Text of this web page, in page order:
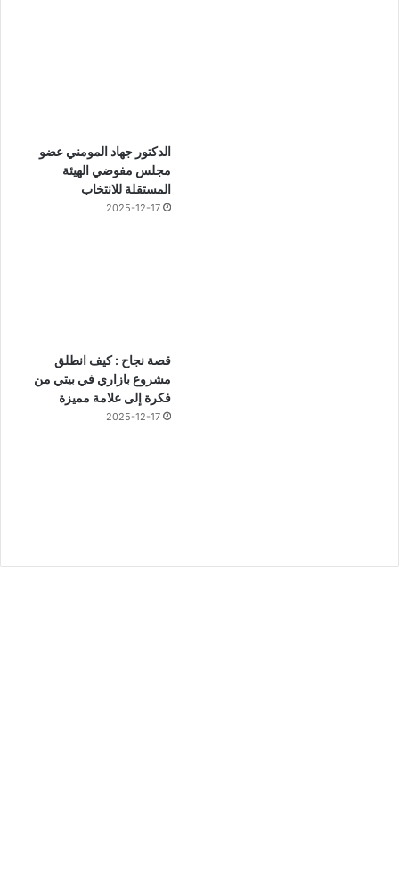
الدكتور جهاد المومني عضو
مجلس مفوضي الهيئة
المستقلة للانتخاب
2025-12-17
قصة نجاح : كيف انطلق
مشروع بازاري في بيتي من
فكرة إلى علامة مميزة
2025-12-17